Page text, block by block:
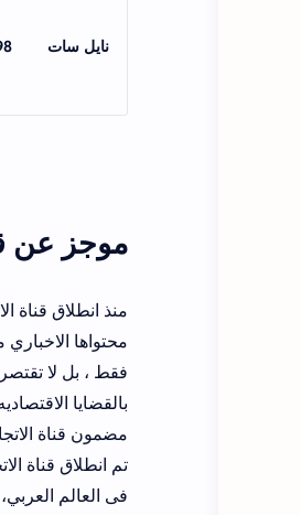
نايل سات
موجز عن
منذ انطلاق قناة
محتواها
فقط ، بل لا
بالقضايا
مضمون قناة
تم انطلاق قناة
فى العالم